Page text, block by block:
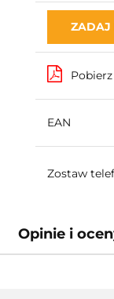
ZADAJ
EAN
Zostaw
Opinie i